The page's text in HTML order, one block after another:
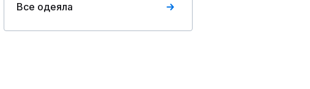
Все одеяла